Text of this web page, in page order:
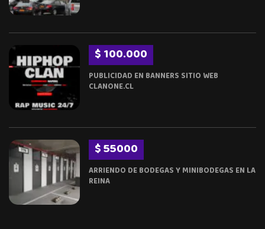
$ 100.000
PUBLICIDAD EN BANNERS SITIO WEB
CLANONE.CL
$ 55000
ARRIENDO DE BODEGAS Y MINIBODEGAS EN LA
REINA